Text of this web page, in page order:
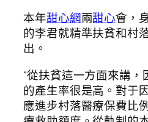
本年甜心網兩甜心會，
的李君就精準扶貧和村
出。
“從扶貧這一方面來講
的產生率很是高。對于
應進步村落醫療保費比